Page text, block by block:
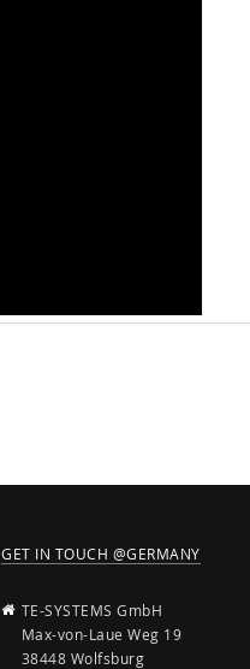
GET IN TOUCH @GERMANY
TE-SYSTEMS GmbH
Max-von-Laue Weg 19
38448 Wolfsburg